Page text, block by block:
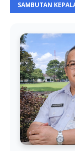
SAMBUTAN